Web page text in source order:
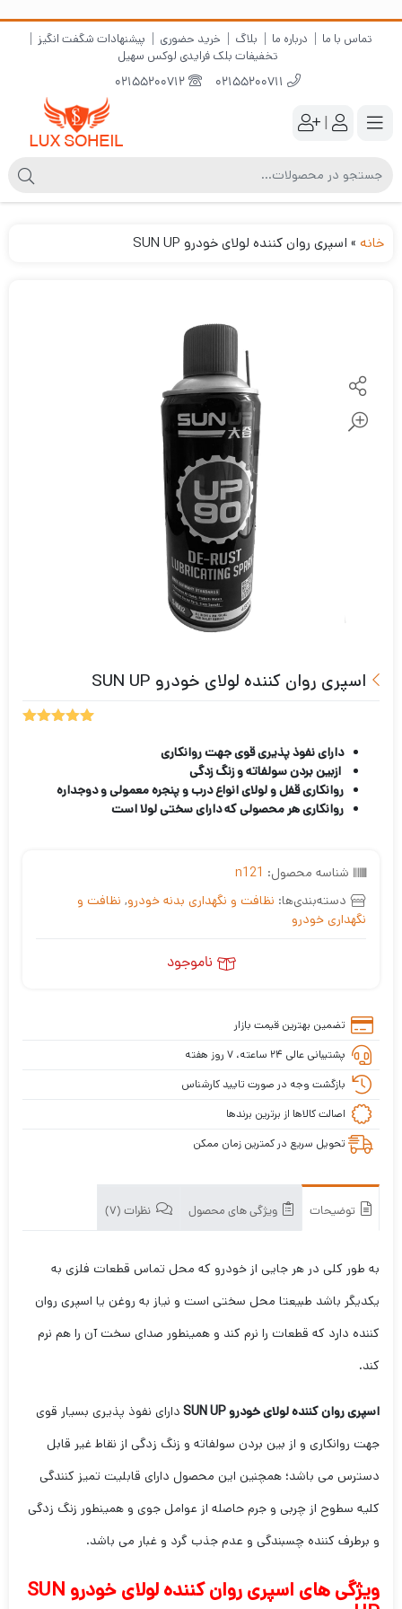
تماس با ما درباره ما بلاگ خرید حضوری
پیشنهادات شگفت انگیز
تخفیفات بلک فرایدی لوکس سهیل
|
خانه » اسپری روان کننده لولای خودرو SUN UP
اسپری روان کننده لولای خودرو SUN UP
مشتری
دارای نفوذ پذیری قوی جهت روانکاری
ازبین بردن سولفاته و زنگ زدگی
روانکاری قفل و لولای انواع درب و پنجره معمولی و دوجداره
روانکاری هر محصولی که دارای سختی لولا است
شناسه محصول: n121
دسته‌بندی‌ها: نظافت و نگهداری بدنه خودرو, نظافت و
نگهداری خودرو
ناموجود
تضمین بهترین قیمت بازار
پشتیبانی عالی ۲۴ ساعته، ۷ روز هفته
بازگشت وجه در صورت تایید کارشناس
اصالت کالاها از برترین برندها
تحویل سریع در کمترین زمان ممکن
توضیحات ویژگی های محصول نظرات (7)
به طور کلی در هر جایی از خودرو که محل تماس قطعات فلزی به
یکدیگر باشد طبیعتا محل سختی است و نیاز به روغن یا اسپری روان
کننده دارد که قطعات را نرم کند و همینطور صدای سخت آن را هم نرم
کند.
اسپری روان کننده لولای خودرو SUN UP
دارای نفوذ پذیری بسیار قوی
جهت روانکاری و از بین بردن سولفاته و زنگ زدگی از نقاط غیر قابل
دسترس می باشد؛ همچنین این محصول دارای قابلیت تمیز کنندگی
کلیه سطوح از چربی و جرم حاصله از عوامل جوی و همینطور زنگ زدگی
و برطرف کننده چسبندگی و عدم جذب گرد و غبار می باشد.
ویژگی های اسپری روان کننده لولای خودرو SUN